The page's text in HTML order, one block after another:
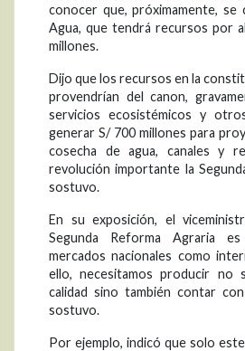
conocer que, próximamente, se
Agua, que tendrá recursos por
millones.
Dijo que los recursos en la
provendrían del canon,
servicios ecosistémicos y
generar S/ 700 millones para
cosecha de agua, canales y
revolución importante la
sostuvo.
En su exposición, el
Segunda Reforma Agraria
mercados nacionales como
ello, necesitamos producir no
calidad sino también contar con
sostuvo.
Por ejemplo, indicó que solo